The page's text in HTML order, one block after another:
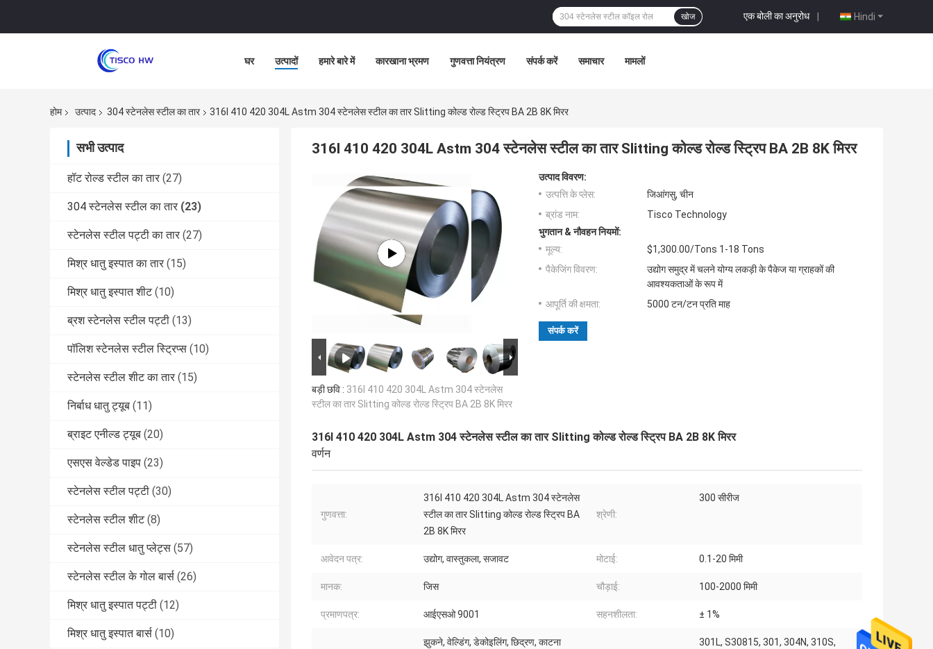
Hindi
एक बोली का अनुरोध |
खोज
घर उत्पादों हमारे बारे में कारखाना भ्रमण गुणवत्ता नियंत्रण संपर्क करें समाचार मामलों
होम उत्पाद 304 स्टेनलेस स्टील का तार 316l 410 420 304L Astm 304 स्टेनलेस स्टील का तार Slitting कोल्ड रोल्ड स्ट्रिप BA 2B 8K मिरर
सभी उत्पाद
हॉट रोल्ड स्टील का तार (27)
304 स्टेनलेस स्टील का तार (23)
स्टेनलेस स्टील पट्टी का तार (27)
मिश्र धातु इस्पात का तार (15)
मिश्र धातु इस्पात शीट (10)
ब्रश स्टेनलेस स्टील पट्टी (13)
पॉलिश स्टेनलेस स्टील स्ट्रिप्स (10)
स्टेनलेस स्टील शीट का तार (15)
निर्बाध धातु ट्यूब (11)
ब्राइट एनील्ड ट्यूब (20)
एसएस वेल्डेड पाइप (23)
स्टेनलेस स्टील पट्टी (30)
स्टेनलेस स्टील शीट (8)
स्टेनलेस स्टील धातु प्लेट्स (57)
स्टेनलेस स्टील के गोल बार्स (26)
मिश्र धातु इस्पात पट्टी (12)
मिश्र धातु इस्पात बार्स (10)
316l 410 420 304L Astm 304 स्टेनलेस स्टील का तार Slitting कोल्ड रोल्ड स्ट्रिप BA 2B 8K मिरर
बड़ी छवि : 316l 410 420 304L Astm 304 स्टेनलेस
स्टील का तार Slitting कोल्ड रोल्ड स्ट्रिप BA 2B 8K मिरर
उत्पाद विवरण:
उत्पत्ति के प्लेस:
जिआंगसु, चीन
ब्रांड नाम:
Tisco Technology
भुगतान & नौवहन नियमों:
मूल्य:
$1,300.00/Tons 1-18 Tons
पैकेजिंग विवरण:
उद्योग समुद्र में चलने योग्य लकड़ी के पैकेज या ग्राहकों की
आवश्यकताओं के रूप में
आपूर्ति की क्षमता:
5000 टन/टन प्रति माह
संपर्क करें
316l 410 420 304L Astm 304 स्टेनलेस स्टील का तार Slitting कोल्ड रोल्ड स्ट्रिप BA 2B 8K मिरर
वर्णन
गुणवत्ता:
316l 410 420 304L Astm 304 स्टेनलेस
स्टील का तार Slitting कोल्ड रोल्ड स्ट्रिप BA
2B 8K मिरर
श्रेणी:
300 सीरीज
आवेदन पत्र: उद्योग, वास्तुकला, सजावट मोटाई: 0.1-20 मिमी
मानक: जिस चौड़ाई: 100-2000 मिमी
प्रमाणपत्र: आईएसओ 9001 सहनशीलता: ± 1%
झुकने, वेल्डिंग, डेकोइलिंग, छिद्रण, काटना
301L, S30815, 301, 304N, 310S,